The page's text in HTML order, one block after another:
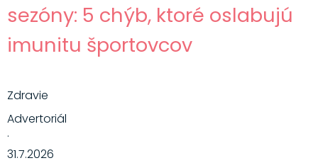
sezóny: 5 chýb, ktoré oslabujú
imunitu športovcov
Zdravie
Advertoriál
·
31.7.2026